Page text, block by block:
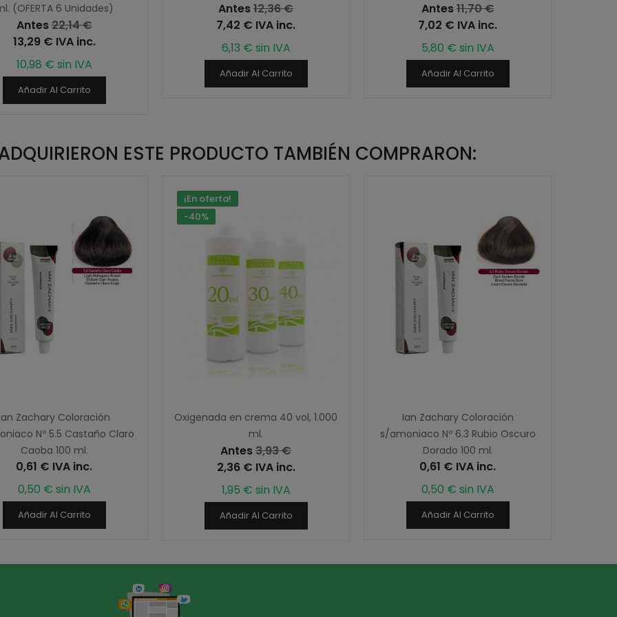
(OFERTA 6 Unidades)
Antes22,14 €
13,29 € IVA inc.
10,98 € sin IVA
Añadir Al Carrito
Antes12,36 €
7,42 € IVA inc.
6,13 € sin IVA
Añadir Al Carrito
Antes11,70 €
7,02 € IVA inc.
5,80 € sin IVA
Añadir Al Carrito
ESTE PRODUCTO TAMBIÉN COMPRARON:
Zachary Coloración
Nº 5.5 Castaño Claro
Caoba 100 ml.
0,61 € IVA inc.
0,50 € sin IVA
Añadir Al Carrito
¡En oferta!
-40%
Oxigenada en crema 40 vol, 1.000
ml.
Antes3,93 €
2,36 € IVA inc.
1,95 € sin IVA
Añadir Al Carrito
Ian Zachary Coloración
s/amoniaco Nº 6.3 Rubio Oscuro
Dorado 100 ml.
0,61 € IVA inc.
0,50 € sin IVA
Añadir Al Carrito